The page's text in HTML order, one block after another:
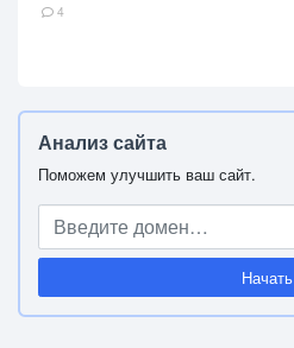
4
Анализ сайта
Поможем улучшить ваш сайт.
Начать